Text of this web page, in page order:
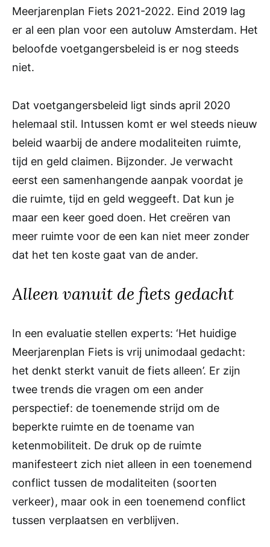
Meerjarenplan Fiets 2021-2022. Eind 2019 lag
er al een plan voor een autoluw Amsterdam. Het
beloofde voetgangersbeleid is er nog steeds
niet.
Dat voetgangersbeleid ligt sinds april 2020
helemaal stil. Intussen komt er wel steeds nieuw
beleid waarbij de andere modaliteiten ruimte,
tijd en geld claimen. Bijzonder. Je verwacht
eerst een samenhangende aanpak voordat je
die ruimte, tijd en geld weggeeft. Dat kun je
maar een keer goed doen. Het creëren van
meer ruimte voor de een kan niet meer zonder
dat het ten koste gaat van de ander.
Alleen vanuit de fiets gedacht
In een evaluatie stellen experts: ‘Het huidige
Meerjarenplan Fiets is vrij unimodaal gedacht:
het denkt sterkt vanuit de fiets alleen’. Er zijn
twee trends die vragen om een ander
perspectief: de toenemende strijd om de
beperkte ruimte en de toename van
ketenmobiliteit. De druk op de ruimte
manifesteert zich niet alleen in een toenemend
conflict tussen de modaliteiten (soorten
verkeer), maar ook in een toenemend conflict
tussen verplaatsen en verblijven.